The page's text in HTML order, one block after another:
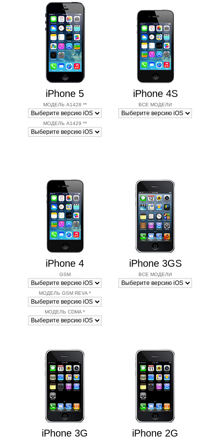
iPhone 5
МОДЕЛЬ A1428 **
МОДЕЛЬ A1429 **
iPhone 4S
ВСЕ МОДЕЛИ
iPhone 4
GSM
МОДЕЛЬ GSM REVA *
МОДЕЛЬ CDMA *
iPhone 3GS
ВСЕ МОДЕЛИ
iPhone 3G iPhone 2G